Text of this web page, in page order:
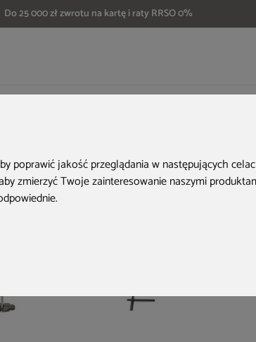
poprawić jakość przeglądania w następujących
zmierzyć Twoje zainteresowanie naszymi
.
Do 25 000 zł zwrotu na kartę i raty RRSO 0%